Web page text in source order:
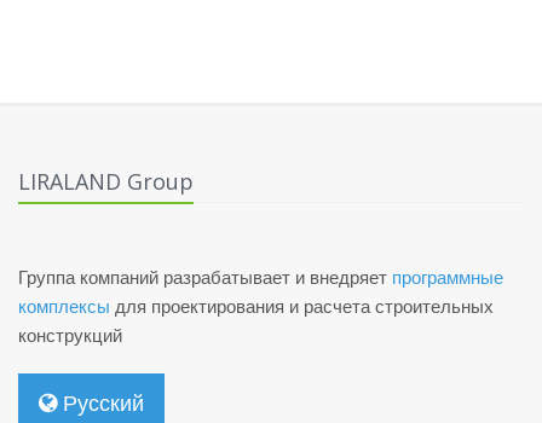
LIRALAND Group
Группа компаний разрабатывает и внедряет программные
комплексы для проектирования и расчета строительных
конструкций
Русский